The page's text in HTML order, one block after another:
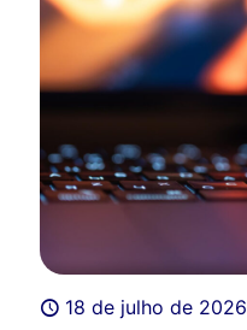
18 de julho de 2026